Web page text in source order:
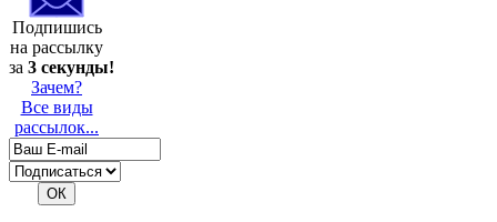
Подпишись
на рассылку
за 3 секунды!
Зачем?
Все виды
рассылок...